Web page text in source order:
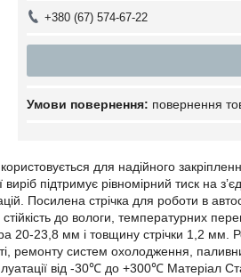
+380 (67) 574-67-22
повернення
для надійного
підтримує рівномірний тиск на
Посилена стрічка для роботи в
до вологи, температурних
20-23,8 мм і товщину стрічки 1,2
ремонту систем охолодження,
від -30℃ до +300℃ Матеріал